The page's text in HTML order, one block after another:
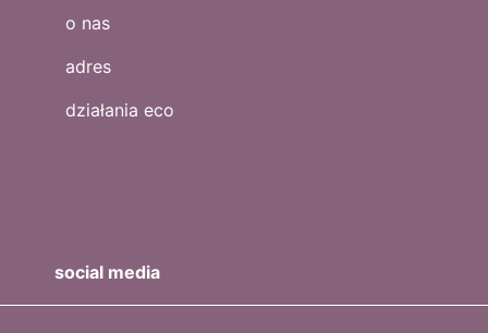
o nas
adres
działania eco
social media